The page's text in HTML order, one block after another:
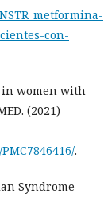
con-
in women with
(2021)
.
Syndrome